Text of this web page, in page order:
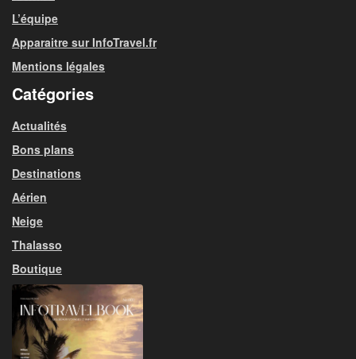
L’équipe
Apparaitre sur InfoTravel.fr
Mentions légales
Catégories
Actualités
Bons plans
Destinations
Aérien
Neige
Thalasso
Boutique